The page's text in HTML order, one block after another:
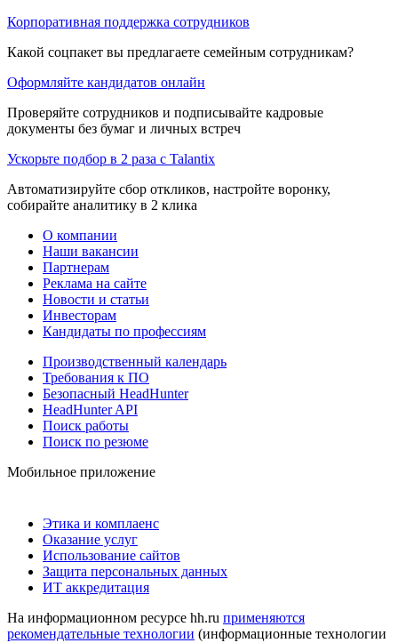
Корпоративная поддержка сотрудников
Какой соцпакет вы предлагаете семейным сотрудникам?
Оформляйте кандидатов онлайн
Проверяйте сотрудников и подписывайте кадровые
документы без бумаг и личных встреч
Ускорьте подбор в 2 раза с Talantix
Автоматизируйте сбор откликов, настройте воронку,
собирайте аналитику в 2 клика
О компании
Наши вакансии
Партнерам
Реклама на сайте
Новости и статьи
Инвесторам
Кандидаты по профессиям
Производственный календарь
Требования к ПО
Безопасный HeadHunter
HeadHunter API
Поиск работы
Поиск по резюме
Мобильное приложение
Этика и комплаенс
Оказание услуг
Использование сайтов
Защита персональных данных
ИТ аккредитация
На информационном ресурсе hh.ru применяются
рекомендательные технологии (информационные технологии